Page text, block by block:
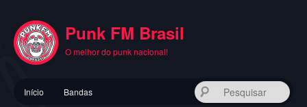
conteúdo
principal
Punk FM Brasil
O melhor do punk nacional!
principal
Início Bandas